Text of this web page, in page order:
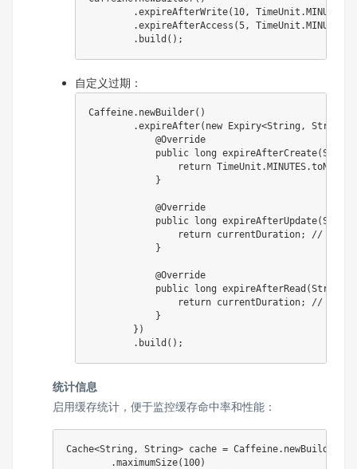
.expireAfterWrite( 10, TimeUnit . MINUTES
.expireAfterAccess (5, TimeUnit . MINUTES
. build ( ) ;
自定义过期：
Caffeine. newBuilder( )
.expireAfter( new Expiry<String , String
@Override
public
long expireAfterCreate(String
return TimeUnit . MINUTES.toNanos
}
@Override
public
long expireAfterUpdate(String
return currentDuration;
// 不更新
}
@Override
public
long expireAfterRead (String
return currentDuration;
// 不更新
}
} )
. build ( ) ;
统计信息
启用缓存统计，便于监控缓存命中率和性能：
Cache<String , String> cache = Caffeine. newBuilder
.maximumSize( 100)